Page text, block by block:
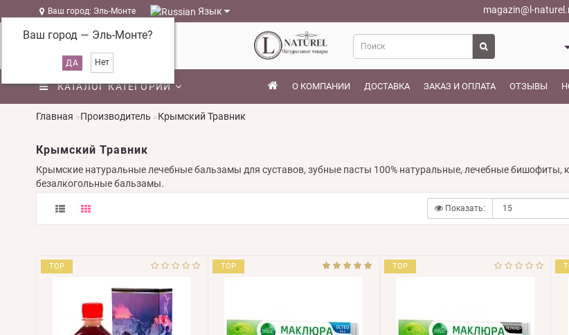
Ваш город: Эль-Монте
Ваш город — Эль-Монте?
Язык magazin@l-
КАТАЛОГ КАТЕГОРИЙ О КОМПАНИИ ДОСТАВКА ЗАКАЗ И ОПЛАТА ОТЗЫВЫ
Главная Производитель Крымский Травник
Крымский Травник
Крымские натуральные лечебные бальзамы для суставов, зубные пасты 100% натуральные, лечебные бишофиты,
безалкогольные бальзамы.
Показать:
TOP TOP TOP